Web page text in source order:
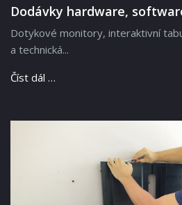
Dodávky hardware,
Dotykové monitory, interaktivní
a technická...
Číst dál …